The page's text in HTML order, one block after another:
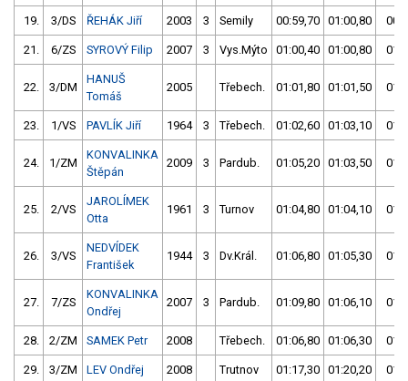
19. 3/DS ŘEHÁK Jiří 2003 3 Semily 00:59,70 01:00,80
21. 6/ZS SYROVÝ Filip 2007 3 Vys.Mýto 01:00,40 01:00,80
22. 3/DM
HANUŠ
Tomáš
2005 Třebech. 01:01,80 01:01,50
23. 1/VS PAVLÍK Jiří 1964 3 Třebech. 01:02,60 01:03,10
24. 1/ZM
KONVALINKA
Štěpán
2009 3 Pardub. 01:05,20 01:03,50
25. 2/VS
JAROLÍMEK
Otta
1961 3 Turnov 01:04,80 01:04,10
26. 3/VS
NEDVÍDEK
František
1944 3 Dv.Král. 01:06,80 01:05,30
27. 7/ZS
KONVALINKA
Ondřej
2007 3 Pardub. 01:09,80 01:06,10
28. 2/ZM SAMEK Petr 2008 Třebech. 01:06,80 01:06,30
29. 3/ZM LEV Ondřej 2008 Trutnov 01:17,30 01:20,20